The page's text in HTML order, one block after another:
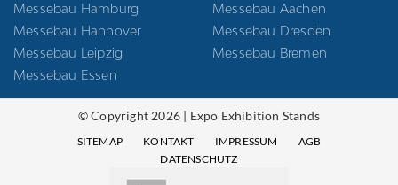
Messebau Hamburg
Messebau Hannover
Messebau Leipzig
Messebau Essen
Messebau Aachen
Messebau Dresden
Messebau Bremen
© Copyright 2026 | Expo Exhibition Stands
SITEMAP KONTAKT IMPRESSUM
AGB
DATENSCHUTZ